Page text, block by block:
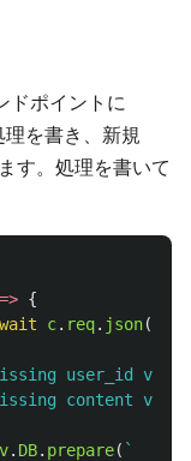
ドポイントに
を書き、新規
す。処理を書いて
=> {
c. req. json()
user_id
content
. DB. prepare( `